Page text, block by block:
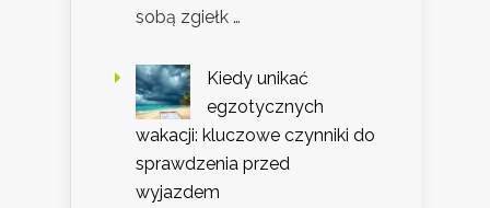
sobą zgiełk …
Kiedy unikać
egzotycznych
wakacji: kluczowe czynniki do
sprawdzenia przed
wyjazdem